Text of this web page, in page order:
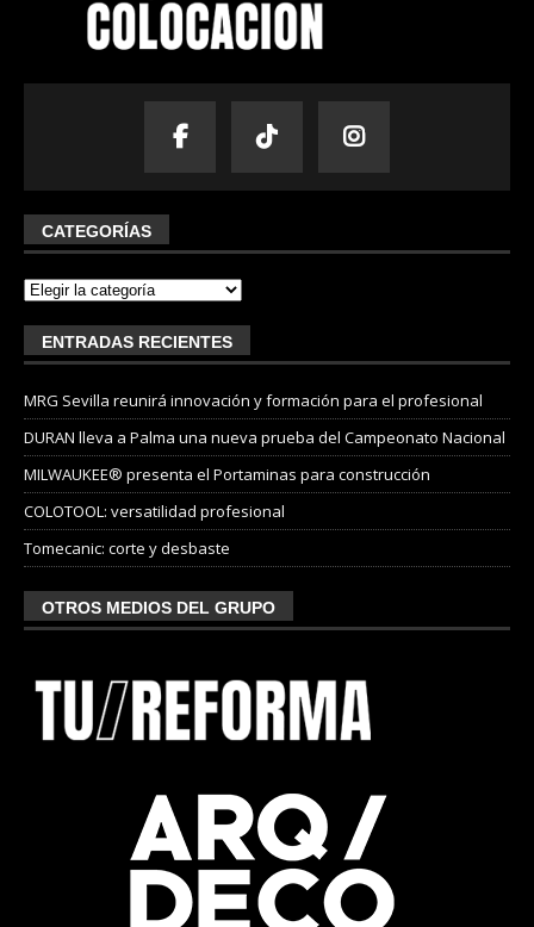
CATEGORÍAS
ENTRADAS RECIENTES
MRG Sevilla reunirá innovación y formación para el profesional
DURAN lleva a Palma una nueva prueba del Campeonato Nacional
MILWAUKEE® presenta el Portaminas para construcción
COLOTOOL: versatilidad profesional
Tomecanic: corte y desbaste
OTROS MEDIOS DEL GRUPO